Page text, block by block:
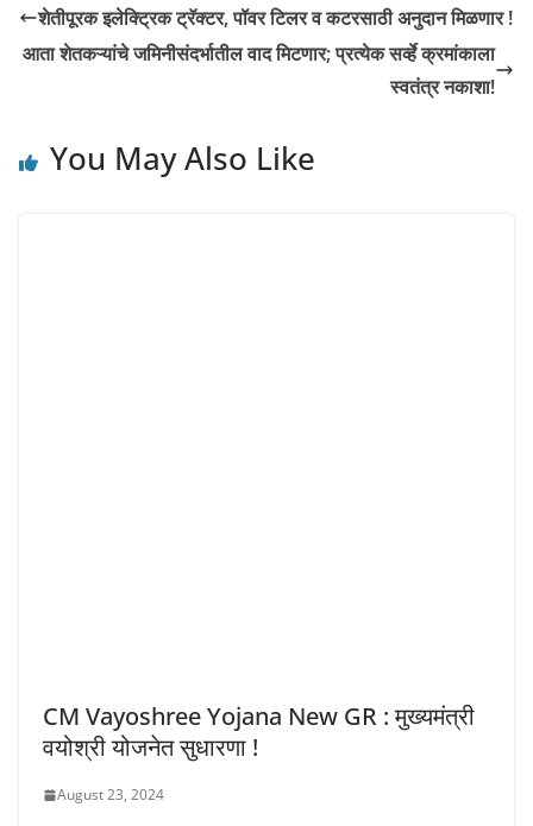
शेतीपूरक इलेक्ट्रिक ट्रॅक्टर, पॉवर टिलर व कटरसाठी अनुदान मिळणार !
आता शेतकऱ्यांचे जमिनीसंदर्भातील वाद मिटणार; प्रत्येक सर्व्हे क्रमांकाला
स्वतंत्र नकाशा!
You May Also Like
CM Vayoshree Yojana New GR : मुख्यमंत्री
वयोश्री योजनेत सुधारणा !
August 23, 2024